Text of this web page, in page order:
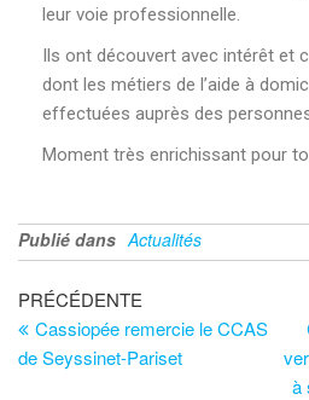
leur voie professionnelle.
Ils ont découvert avec intérêt et
dont les métiers de l’aide à
effectuées auprès des
Moment très enrichissant pour
Publié dans Actualités
PRÉCÉDENTE
Cassiopée remercie le CCAS
de Seyssinet-Pariset
à